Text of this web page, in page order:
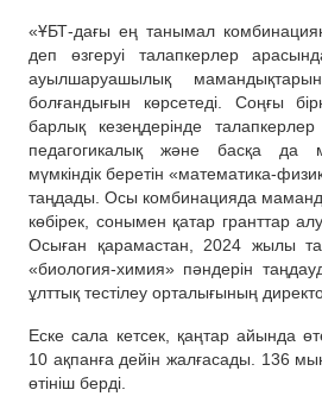
«ҰБТ-дағы ең танымал
деп өзгеруі талапкерлер
ауылшаруашылық
болғандығын көрсетеді. Соңғы
барлық кезеңдерінде
педагогикалық және басқа да
мүмкіндік беретін «математика-
таңдады. Осы комбинацияда
көбірек, сонымен қатар гранттар
Осыған қарамастан, 2024 жылы
«биология-химия» пәндерін
ұлттық тестілеу орталығының
Еске сала кетсек, қаңтар айында
10 ақпанға дейін жалғасады. 136
өтініш берді.